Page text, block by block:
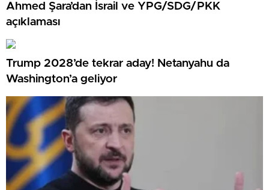
Ahmed Şara’dan İsrail ve YPG/SDG/PKK
açıklaması
Trump 2028’de tekrar aday! Netanyahu da
Washington’a geliyor